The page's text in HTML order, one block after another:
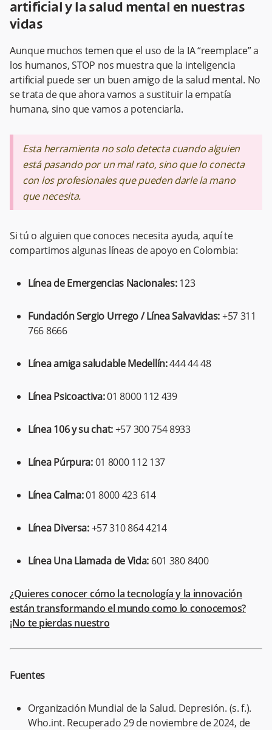
artificial y la salud mental en nuestras
vidas
Aunque muchos temen que el uso de la IA “reemplace” a
los humanos, STOP nos muestra que la inteligencia
artificial puede ser un buen amigo de la salud mental. No
se trata de que ahora vamos a sustituir la empatía
humana, sino que vamos a potenciarla.
Esta herramienta no solo detecta cuando alguien
está pasando por un mal rato, sino que lo conecta
con los profesionales que pueden darle la mano
que necesita.
Si tú o alguien que conoces necesita ayuda, aquí te
compartimos algunas líneas de apoyo en Colombia:
Línea de Emergencias Nacionales:123
Fundación Sergio Urrego / Línea Salvavidas:+57 311
766 8666
Línea amiga saludable Medellín:444 44 48
Línea Psicoactiva:01 8000 112 439
Línea 106 y su chat:+57 300 754 8933
Línea Púrpura:01 8000 112 137
Línea Calma:01 8000 423 614
Línea Diversa:+57 310 864 4214
Línea Una Llamada de Vida: 601 380 8400
¿Quieres conocer cómo la tecnología y la innovación
están transformando el mundo como lo conocemos?
¡No te pierdas nuestro
Fuentes
Organización Mundial de la Salud. Depresión. (s. f.).
Who.int. Recuperado 29 de noviembre de 2024, de